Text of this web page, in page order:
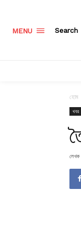
MENU Search
হোম
খবর
লেখক